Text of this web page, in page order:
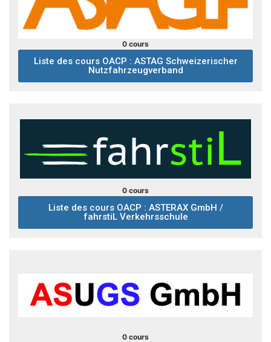
0 cours
Liste des cours OACP : ASTAG Schweizerischer
Nutzfahrzeugverband
0 cours
Liste des cours OACP : ASTERAX GmbH /
fahrstiL Verkehrsschule
0 cours